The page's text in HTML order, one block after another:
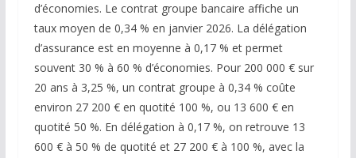
d’économies. Le contrat groupe bancaire affiche un
taux moyen de 0,34 % en janvier 2026. La délégation
d’assurance est en moyenne à 0,17 % et permet
souvent 30 % à 60 % d’économies. Pour 200 000 € sur
20 ans à 3,25 %, un contrat groupe à 0,34 % coûte
environ 27 200 € en quotité 100 %, ou 13 600 € en
quotité 50 %. En délégation à 0,17 %, on retrouve 13
600 € à 50 % de quotité et 27 200 € à 100 %, avec la